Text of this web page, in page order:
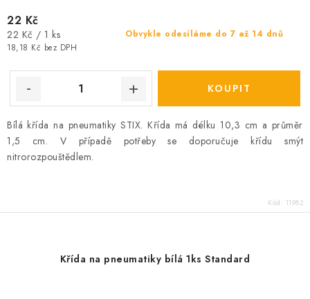
Obvykle odesíláme do 7 až 14 dnů
18,18 Kč bez DPH
22 Kč
Měrná
cena:
22 Kč / 1 ks
Bílá křída na pneumatiky STIX. Křída má délku 10,3 cm a průměr
1,5 cm. V případě potřeby se doporučuje křídu smýt
nitrorozpouštědlem.
Kód: 11982
Křída na pneumatiky bílá 1ks Standard